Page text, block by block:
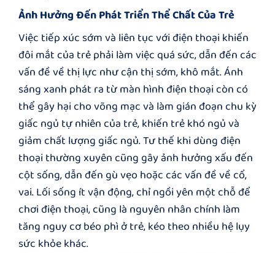
Ảnh Hưởng Đến Phát Triển Thể Chất Của Trẻ
Việc tiếp xúc sớm và liên tục với điện thoại khiến
đôi mắt của trẻ phải làm việc quá sức, dẫn đến các
vấn đề về thị lực như cận thị sớm, khô mắt. Ánh
sáng xanh phát ra từ màn hình điện thoại còn có
thể gây hại cho võng mạc và làm gián đoạn chu kỳ
giấc ngủ tự nhiên của trẻ, khiến trẻ khó ngủ và
giảm chất lượng giấc ngủ. Tư thế khi dùng điện
thoại thường xuyên cũng gây ảnh hưởng xấu đến
cột sống, dẫn đến gù vẹo hoặc các vấn đề về cổ,
vai. Lối sống ít vận động, chỉ ngồi yên một chỗ để
chơi điện thoại, cũng là nguyên nhân chính làm
tăng nguy cơ béo phì ở trẻ, kéo theo nhiều hệ lụy
sức khỏe khác.